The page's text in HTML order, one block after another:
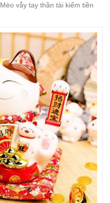
Mèo vẫy tay thần tài kiếm tiền